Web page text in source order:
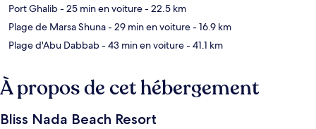
Port Ghalib- 25 min en voiture- 22.5 km
Plage de Marsa Shuna- 29 min en voiture- 16.9 km
Plage d'Abu Dabbab- 43 min en voiture- 41.1 km
À propos de cet hébergement
Bliss Nada Beach Resort